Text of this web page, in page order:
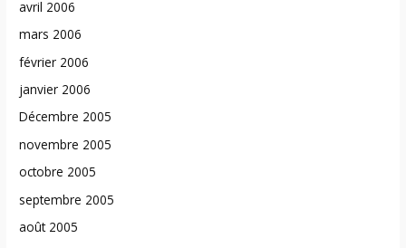
avril 2006
mars 2006
février 2006
janvier 2006
Décembre 2005
novembre 2005
octobre 2005
septembre 2005
août 2005